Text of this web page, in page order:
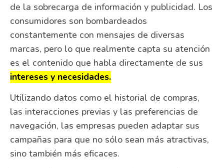
de la sobrecarga de información y publicidad. Los
consumidores son bombardeados
constantemente con mensajes de diversas
marcas, pero lo que realmente capta su atención
es el contenido que habla directamente de sus
intereses y necesidades.
Utilizando datos como el historial de compras,
las interacciones previas y las preferencias de
navegación, las empresas pueden adaptar sus
campañas para que no sólo sean más atractivas,
sino también más eficaces.